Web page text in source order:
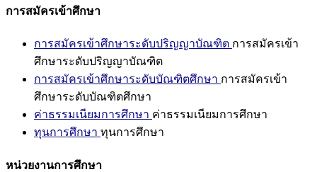
การสมัครเข้าศึกษา
การสมัครเข้าศึกษาระดับปริญญาบัณฑิต การสมัครเข้า
ศึกษาระดับปริญญาบัณฑิต
การสมัครเข้าศึกษาระดับบัณฑิตศึกษา การสมัครเข้า
ศึกษาระดับบัณฑิตศึกษา
ค่าธรรมเนียมการศึกษา ค่าธรรมเนียมการศึกษา
ทุนการศึกษา ทุนการศึกษา
หน่วยงานการศึกษา